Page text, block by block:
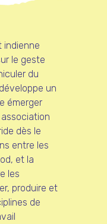
indienne
le geste
du
un
émerger
dès le
entre les
et la
les
produire et
de